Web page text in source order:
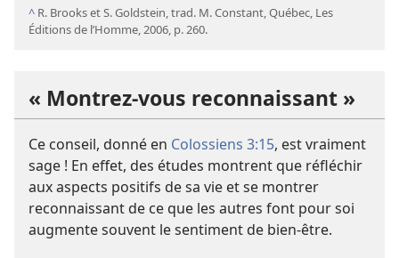
^ R. Brooks et S. Goldstein, trad. M. Constant, Québec, Les
Éditions de l’Homme, 2006, p. 260.
« Montrez-vous reconnaissant »
Ce conseil, donné en Colossiens 3:15, est vraiment
sage ! En effet, des études montrent que réfléchir
aux aspects positifs de sa vie et se montrer
reconnaissant de ce que les autres font pour soi
augmente souvent le sentiment de bien-être.